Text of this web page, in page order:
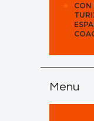
CON
Menu